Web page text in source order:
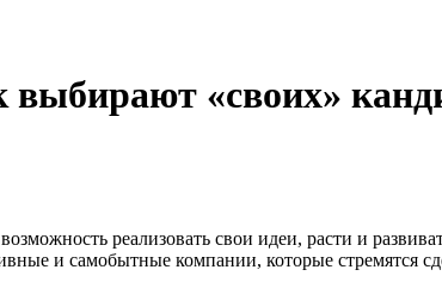
«своих»
реализовать свои идеи, расти и
и самобытные компании, которые стремятся